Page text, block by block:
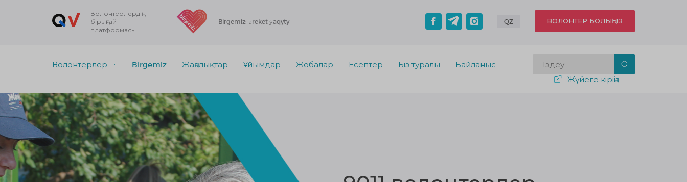
Волонтерлердің
бірыңғай
платформасы
Birgemiz: áreket ýaqyty QZ ВОЛОНТЕР БОЛЫҢЫЗ
Волонтерлер Birgemiz Жаңалықтар Ұйымдар Жобалар Есептер Біз туралы
Байланыс
Жүйеге кіріңіз